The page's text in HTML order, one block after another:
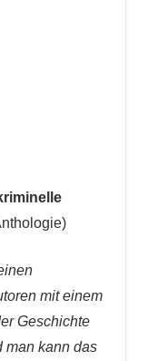
mit einem
Geschichte
man kann das